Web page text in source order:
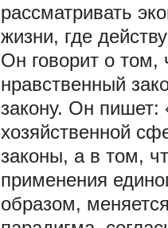
рассматривать
жизни, где
Он говорит о том,
нравственный
закону. Он пишет:
хозяйственной
законы, а в том,
применения
образом,